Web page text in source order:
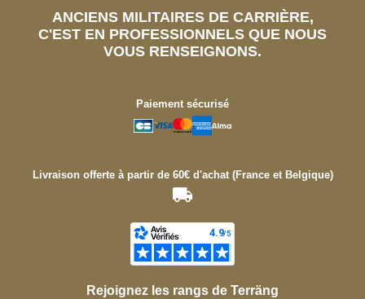
ANCIENS MILITAIRES DE CARRIÈRE,
C'EST EN PROFESSIONNELS QUE NOUS
VOUS RENSEIGNONS.
Paiement sécurisé
Livraison offerte à partir de 60€ d'achat (France et Belgique)
Rejoignez les rangs de Terräng